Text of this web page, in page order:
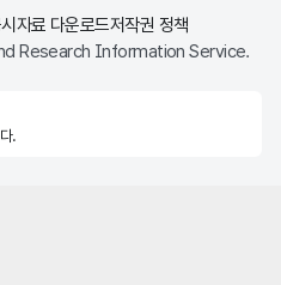
자료 다운로드저작권 정책
Research Information Service.
.